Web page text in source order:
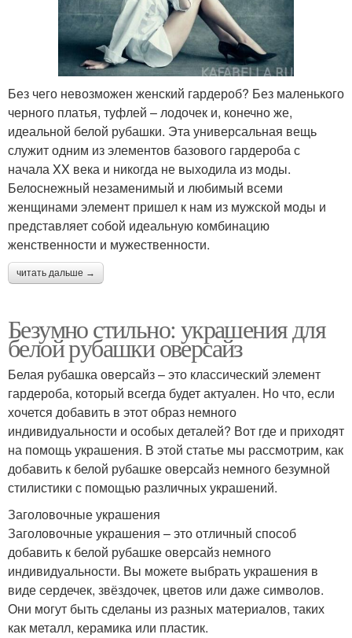
Без чего невозможен женский гардероб? Без маленького
черного платья, туфлей – лодочек и, конечно же,
идеальной белой рубашки. Эта универсальная вещь
служит одним из элементов базового гардероба с
начала XX века и никогда не выходила из моды.
Белоснежный незаменимый и любимый всеми
женщинами элемент пришел к нам из мужской моды и
представляет собой идеальную комбинацию
женственности и мужественности.
читать дальше →
Безумно стильно: украшения для
белой рубашки оверсайз
Белая рубашка оверсайз – это классический элемент
гардероба, который всегда будет актуален. Но что, если
хочется добавить в этот образ немного
индивидуальности и особых деталей? Вот где и приходят
на помощь украшения. В этой статье мы рассмотрим, как
добавить к белой рубашке оверсайз немного безумной
стилистики с помощью различных украшений.
Заголовочные украшения
Заголовочные украшения – это отличный способ
добавить к белой рубашке оверсайз немного
индивидуальности. Вы можете выбрать украшения в
виде сердечек, звёздочек, цветов или даже символов.
Они могут быть сделаны из разных материалов, таких
как металл, керамика или пластик.